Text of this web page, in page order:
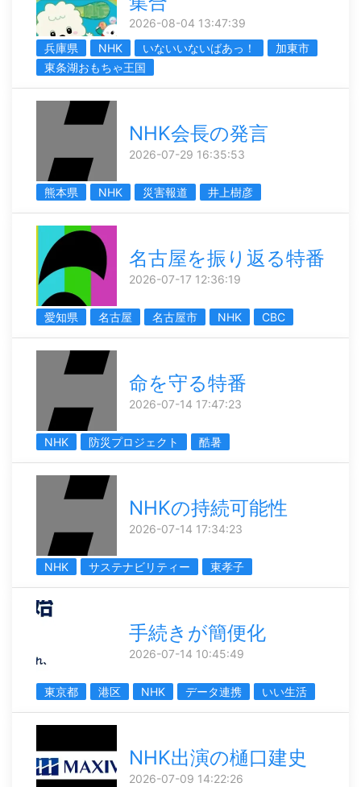
2026-08-04 13:47:39
兵庫県
NHK いないいないばあっ！
加東市
東条湖おもちゃ王国
NHK会長の発言
2026-07-29 16:35:53
熊本県 NHK 災害報道 井上樹彦
名古屋を振り返る特番
2026-07-17 12:36:19
愛知県 名古屋 名古屋市 NHK CBC
命を守る特番
2026-07-14 17:47:23
NHK 防災プロジェクト 酷暑
NHKの持続可能性
2026-07-14 17:34:23
NHK サステナビリティー 東孝子
手続きが簡便化
2026-07-14 10:45:49
東京都 港区 NHK データ連携 いい生活
NHK出演の樋口建史
2026-07-09 14:22:26